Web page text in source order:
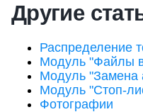
Другие
Распределение
Модуль "Файлы
Модуль "Замена
Модуль "Стоп-
Фотографии